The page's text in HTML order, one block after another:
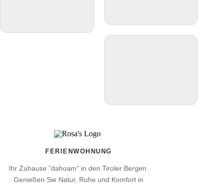
FERIENWOHNUNG
Ihr Zuhause "dahoam" in den Tiroler Bergen.
Genießen Sie Natur, Ruhe und Komfort in